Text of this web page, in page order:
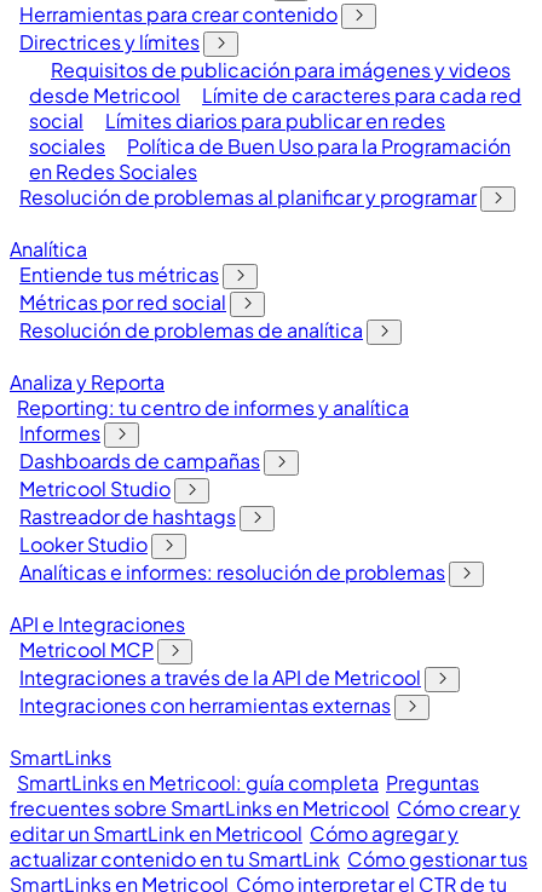
Herramientas para crear contenido
Directrices y límites
Requisitos de publicación para imágenes y videos
desde Metricool
Límite de caracteres para cada red
social
Límites diarios para publicar en redes
sociales
Política de Buen Uso para la Programación
en Redes Sociales
Resolución de problemas al planificar y programar
Analítica
Entiende tus métricas
Métricas por red social
Resolución de problemas de analítica
Analiza y Reporta
Reporting: tu centro de informes y analítica
Informes
Dashboards de campañas
Metricool Studio
Rastreador de hashtags
Looker Studio
Analíticas e informes: resolución de problemas
API e Integraciones
Metricool MCP
Integraciones a través de la API de Metricool
Integraciones con herramientas externas
SmartLinks
SmartLinks en Metricool: guía completa Preguntas
frecuentes sobre SmartLinks en Metricool Cómo crear y
editar un SmartLink en Metricool Cómo agregar y
actualizar contenido en tu SmartLink Cómo gestionar tus
SmartLinks en Metricool Cómo interpretar el CTR de tu